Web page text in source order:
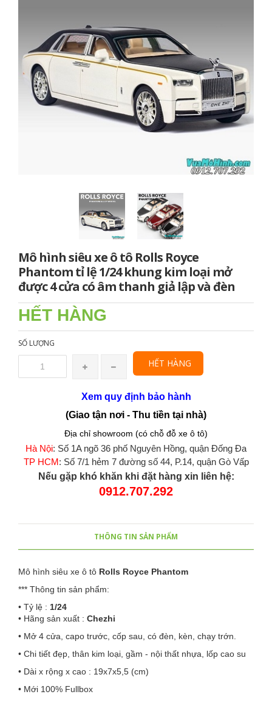
Mô hình siêu xe ô tô Rolls Royce
Phantom tỉ lệ 1/24 khung kim loại mở
được 4 cửa có âm thanh giả lập và đèn
HẾT HÀNG
SỐ LƯỢNG
HẾT HÀNG
Xem quy định bảo hành
(Giao tận nơi - Thu tiền tại nhà)
Địa chỉ showroom (có chỗ đỗ xe ô tô)
Hà Nội: Số 1A ngõ 36 phố Nguyên Hồng, quận Đống Đa
TP HCM : Số 7/1 hẻm 7 đường số 44, P.14, quận Gò Vấp
Nếu gặp khó khăn khi đặt hàng xin liên hệ:
0912.707.292
THÔNG TIN SẢN PHẨM
Mô hình siêu xe ô tô Rolls Royce Phantom
*** Thông tin sản phẩm:
• Tỷ lệ : 1/24
• Hãng sản xuất : Chezhi
• Mở 4 cửa, capo trước, cốp sau, có đèn, kèn, chạy trớn.
• Chi tiết đẹp, thân kim loại, gầm - nội thất nhựa, lốp cao su
• Dài x rộng x cao : 19x7x5,5 (cm)
• Mới 100% Fullbox